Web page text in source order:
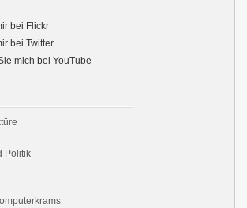
bei Flickr
bei Twitter
mich bei YouTube
Politik